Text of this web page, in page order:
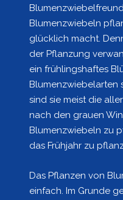
Blumenzwiebeln
glücklich macht.
der Pflanzung
ein frühlingshaftes
Blumenzwiebelarten
sind sie meist die
nach den grauen
Blumenzwiebeln zu
das Frühjahr zu
Das Pflanzen von
einfach. Im Grunde